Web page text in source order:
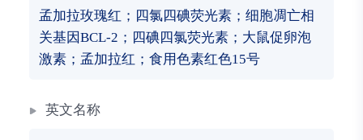
孟加拉玫瑰红；四氯四碘荧光素；细胞凋亡相
关基因BCL-2；四碘四氯荧光素；大鼠促卵泡
激素；孟加拉红；食用色素红色15号
英文名称